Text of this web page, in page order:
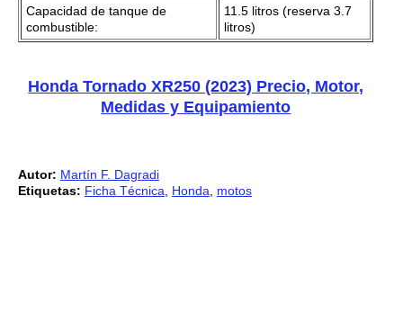
Capacidad de tanque de
combustible:
11.5 litros (reserva 3.7
litros)
Honda Tornado XR250 (2023) Precio, Motor,
Medidas y Equipamiento
Autor: Martín F. Dagradi
Etiquetas: Ficha Técnica, Honda, motos